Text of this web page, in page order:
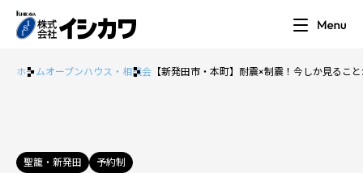
ホームオープンハウス・相談会 【新発田市・本町】耐震×制震！今しか見るこ
聖籠・新発田 予約制